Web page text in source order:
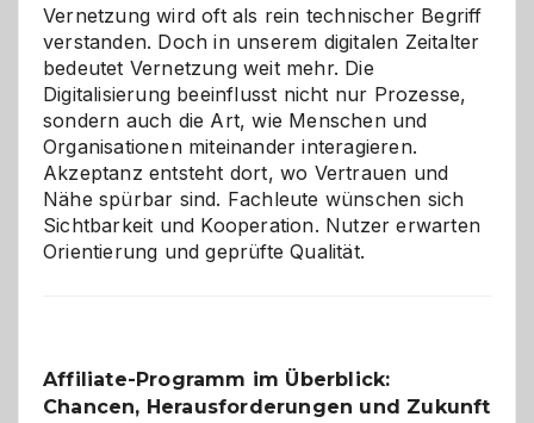
Vernetzung wird oft als rein technischer Begriff
verstanden. Doch in unserem digitalen Zeitalter
bedeutet Vernetzung weit mehr. Die
Digitalisierung beeinflusst nicht nur Prozesse,
sondern auch die Art, wie Menschen und
Organisationen miteinander interagieren.
Akzeptanz entsteht dort, wo Vertrauen und
Nähe spürbar sind. Fachleute wünschen sich
Sichtbarkeit und Kooperation. Nutzer erwarten
Orientierung und geprüfte Qualität.
Affiliate-Programm im Überblick:
Chancen, Herausforderungen und Zukunft